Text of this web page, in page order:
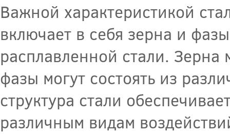
Важной характеристикой
включает в себя зерна и
расплавленной стали.
фазы могут состоять из
структура стали
различным видам